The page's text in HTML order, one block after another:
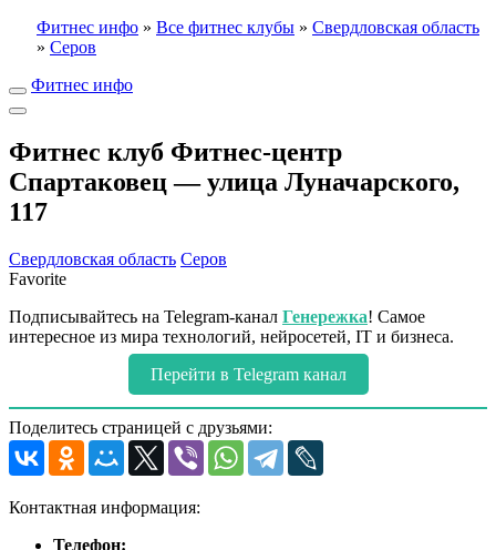
Фитнес инфо » Все фитнес клубы » Свердловская область
» Серов
Фитнес инфо
Фитнес клуб Фитнес-центр
Спартаковец — улица Луначарского,
117
Свердловская область Серов
Favorite
Подписывайтесь на Telegram-канал Генережка! Самое
интересное из мира технологий, нейросетей, IT и бизнеса.
Перейти в Telegram канал
Поделитесь страницей с друзьями:
Контактная информация:
Телефон: